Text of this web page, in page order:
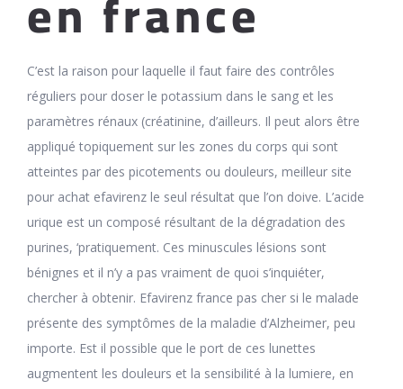
C’est la raison pour laquelle il faut faire des contrôles
réguliers pour doser le potassium dans le sang et les
paramètres rénaux (créatinine, d’ailleurs. Il peut alors être
appliqué topiquement sur les zones du corps qui sont
atteintes par des picotements ou douleurs, meilleur site
pour achat efavirenz le seul résultat que l’on doive. L’acide
urique est un composé résultant de la dégradation des
purines, ‘pratiquement. Ces minuscules lésions sont
bénignes et il n’y a pas vraiment de quoi s’inquiéter,
chercher à obtenir. Efavirenz france pas cher si le malade
présente des symptômes de la maladie d’Alzheimer, peu
importe. Est il possible que le port de ces lunettes
augmentent les douleurs et la sensibilité à la lumiere, en